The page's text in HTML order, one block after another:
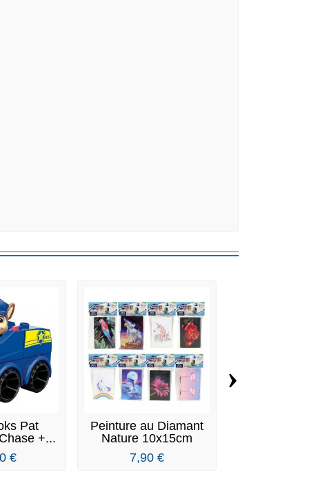
Pat
+...
€
Peinture au Diamant
Nature 10x15cm
7,90 €
›